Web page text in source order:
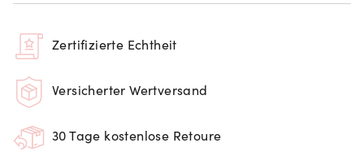
Zertifizierte Echtheit
Versicherter Wertversand
30 Tage kostenlose Retoure